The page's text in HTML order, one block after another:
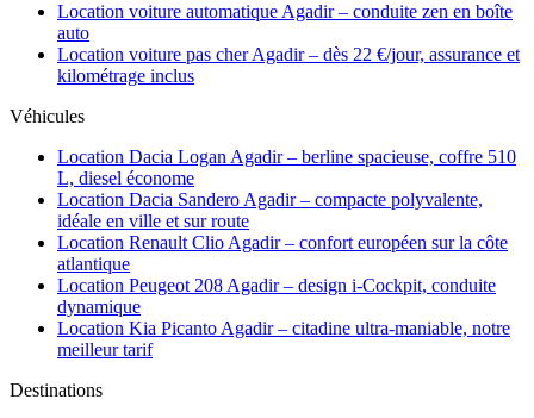
Location voiture automatique Agadir – conduite zen en boîte
auto
Location voiture pas cher Agadir – dès 22 €/jour, assurance et
kilométrage inclus
Véhicules
Location Dacia Logan Agadir – berline spacieuse, coffre 510
L, diesel économe
Location Dacia Sandero Agadir – compacte polyvalente,
idéale en ville et sur route
Location Renault Clio Agadir – confort européen sur la côte
atlantique
Location Peugeot 208 Agadir – design i-Cockpit, conduite
dynamique
Location Kia Picanto Agadir – citadine ultra-maniable, notre
meilleur tarif
Destinations